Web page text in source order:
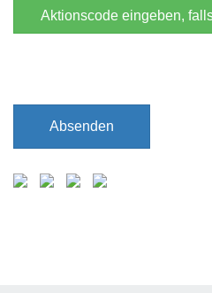
Aktionscode eingeben,
Absenden